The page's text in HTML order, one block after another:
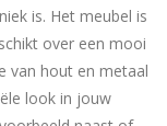
is. Het meubel is
over een mooi
van hout en metaal
look in jouw